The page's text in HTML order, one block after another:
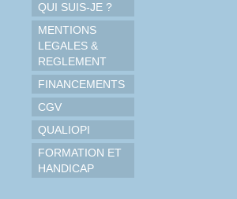
QUI SUIS-JE ?
MENTIONS
LEGALES &
REGLEMENT
FINANCEMENTS
CGV
QUALIOPI
FORMATION ET
HANDICAP